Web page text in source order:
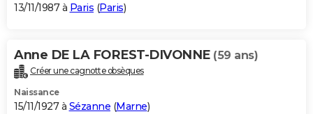
13/11/1987 à Paris (Paris)
Anne DE LA FOREST-DIVONNE (59 ans)
Créer une cagnotte obsèques
Naissance
15/11/1927 à Sézanne (Marne)